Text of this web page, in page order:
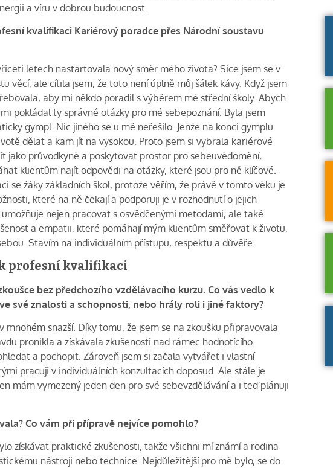
a víru v dobrou budoucnost.
kvalifikaci Kariérový poradce přes Národnísoustavu
letech nastartovala nový směr mého života? Sice jsem se v
věcí, ale cítila jsem, že toto není úplně můj šálek kávy. Když jsem
aby mi někdo poradil s výběrem mé střední školy. Abych
pokládal ty správné otázky pro mé sebepoznání. Byla jsem
gympl. Nic jiného se u mě neřešilo. Jenže na konci gymplu
dělat a kam jít na vysokou. Proto jsem si vybrala kariérové
jako průvodkyně a poskytovat prostor pro sebeuvědomění,
klientům najít odpovědi na otázky, které jsou pro ně klíčové.
se žáky základních škol, protože věřím, že právě v tomto věku je
které na ně čekají a podporuji je v rozhodnutí o jejich
nejen pracovat s osvědčenými metodami, ale také
a empatii, které pomáhají mým klientům směřovat k životu,
Stavím na individuálním přístupu, respektu a důvěře.
profesní kvalifikaci
bez předchozího vzdělávacího kurzu. Co vás vedlo k
své znalosti a schopnosti, nebo hrály roli i jiné faktory?
mnohém snazší. Díky tomu, že jsem se na zkoušku připravovala
pronikla a získávala zkušenosti nad rámec hodnotícího
a pochopit. Zároveň jsem si začala vytvářet i vlastní
pracuji v individuálních konzultacích doposud. Ale stále je
mám vymezený jeden den pro své sebevzdělávání a i teď plánuji
Co vám při přípravě nejvíce pomohlo?
získávat praktické zkušenosti, takže všichni mí známí a rodina
nástroji nebo technice. Nejdůležitější pro mě bylo, se do